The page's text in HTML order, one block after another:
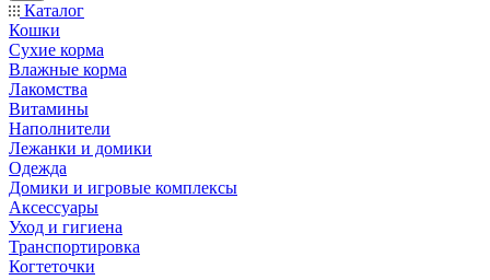
Каталог
Кошки
Сухие корма
Влажные корма
Лакомства
Витамины
Наполнители
Лежанки и домики
Одежда
Домики и игровые комплексы
Аксессуары
Уход и гигиена
Транспортировка
Когтеточки